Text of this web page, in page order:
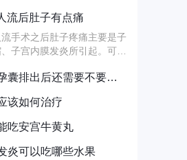
流后肚子有点痛
手术之后肚子疼痛主要是子
子宫内膜发炎所引起。可以
促进子宫收缩，减轻肚子疼
一个B超进行检查，一定要
子宫的恢复情况。
排出后还需要不要清宫
该如何治疗
吃安宫牛黄丸
炎可以吃哪些水果